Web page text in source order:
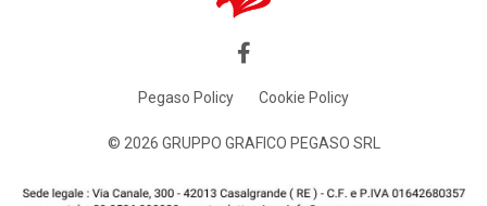
Pegaso Policy Cookie Policy
© 2026 GRUPPO GRAFICO PEGASO SRL